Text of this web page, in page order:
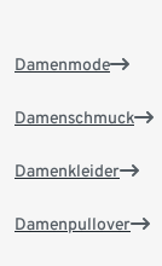
Damenmode
Damenschmuck
Damenkleider
Damenpullover